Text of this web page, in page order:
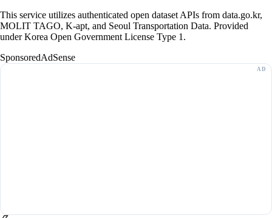
This service utilizes authenticated open dataset APIs from data.go.kr,
MOLIT TAGO, K-apt, and Seoul Transportation Data. Provided
under Korea Open Government License Type 1.
SponsoredAdSense